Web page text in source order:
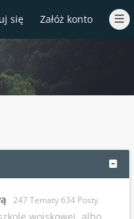
się Załóż konto
247 Tematy 634 Posty